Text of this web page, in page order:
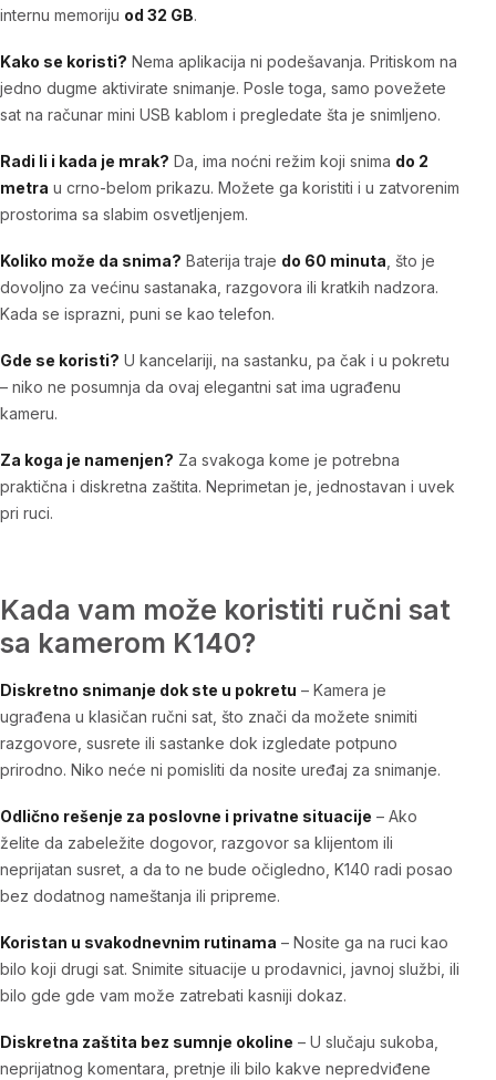
internu memoriju od 32 GB.
Kako se koristi? Nema aplikacija ni podešavanja. Pritiskom na
jedno dugme aktivirate snimanje. Posle toga, samo povežete
sat na računar mini USB kablom i pregledate šta je snimljeno.
Radi li i kada je mrak? Da, ima noćni režim koji snima do 2
metra u crno-belom prikazu. Možete ga koristiti i u zatvorenim
prostorima sa slabim osvetljenjem.
Koliko može da snima? Baterija traje do 60 minuta , što je
dovoljno za većinu sastanaka, razgovora ili kratkih nadzora.
Kada se isprazni, puni se kao telefon.
Gde se koristi? U kancelariji, na sastanku, pa čak i u pokretu
– niko ne posumnja da ovaj elegantni sat ima ugrađenu
kameru.
Za koga je namenjen? Za svakoga kome je potrebna
praktična i diskretna zaštita. Neprimetan je, jednostavan i uvek
pri ruci.
Kada vam može koristiti ručni sat
sa kamerom K140?
Diskretno snimanje dok ste u pokretu – Kamera je
ugrađena u klasičan ručni sat, što znači da možete snimiti
razgovore, susrete ili sastanke dok izgledate potpuno
prirodno. Niko neće ni pomisliti da nosite uređaj za snimanje.
Odlično rešenje za poslovne i privatne situacije – Ako
želite da zabeležite dogovor, razgovor sa klijentom ili
neprijatan susret, a da to ne bude očigledno, K140 radi posao
bez dodatnog nameštanja ili pripreme.
Koristan u svakodnevnim rutinama – Nosite ga na ruci kao
bilo koji drugi sat. Snimite situacije u prodavnici, javnoj službi, ili
bilo gde gde vam može zatrebati kasniji dokaz.
Diskretna zaštita bez sumnje okoline – U slučaju sukoba,
neprijatnog komentara, pretnje ili bilo kakve nepredviđene